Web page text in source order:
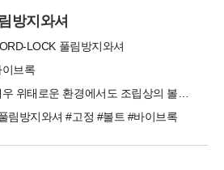
방지와셔
LOCK 풀림방지와셔
이브록
림방지와셔 #고정 #볼트 #바이브록